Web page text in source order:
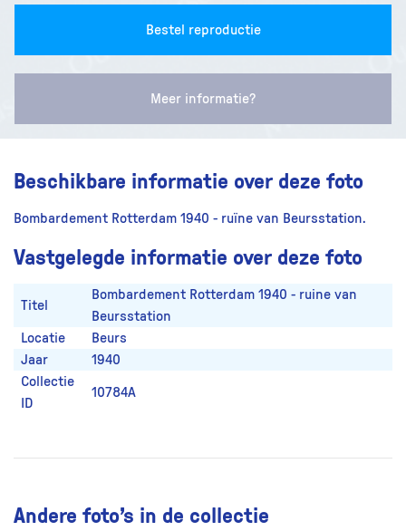
Bestel reproductie
Meer informatie?
Beschikbare informatie over deze foto
Bombardement Rotterdam 1940 - ruïne van Beursstation.
Vastgelegde informatie over deze foto
Titel
Bombardement Rotterdam 1940 - ruine van
Beursstation
Locatie
Beurs
Jaar
1940
Collectie
ID
10784A
Andere foto’s in de collectie